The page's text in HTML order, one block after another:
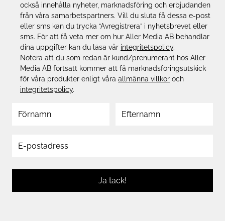
också innehålla nyheter, marknadsföring och erbjudanden
från våra samarbetspartners. Vill du sluta få dessa e-post
eller sms kan du trycka “Avregistrera” i nyhetsbrevet eller
sms. För att få veta mer om hur Aller Media AB behandlar
dina uppgifter kan du läsa vår integritetspolicy.
Notera att du som redan är kund/prenumerant hos Aller
Media AB fortsatt kommer att få marknadsföringsutskick
för våra produkter enligt våra allmänna villkor och
integritetspolicy.
Ja tack!